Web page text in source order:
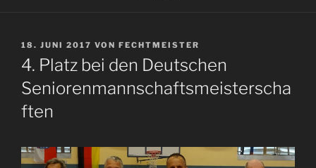
VERÖFFENTLICHT
AM
18. JUNI 2017 VON FECHTMEISTER
4. Platz bei den Deutschen
Seniorenmannschaftsmeisterscha
ften